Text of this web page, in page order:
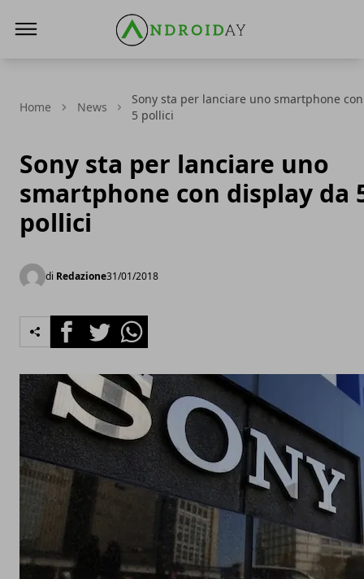
Home News
Sony sta per lanciare uno smartphone
5 pollici
Sony sta per lanciare uno
smartphone con display da
pollici
di Redazione31/01/2018
FacebookTwitterWhatsapp